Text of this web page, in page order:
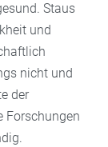
Staus
und
nicht und
der
Forschungen